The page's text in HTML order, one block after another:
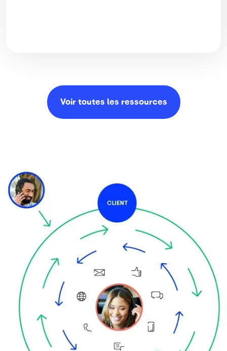
Voir toutes les ressources
Image